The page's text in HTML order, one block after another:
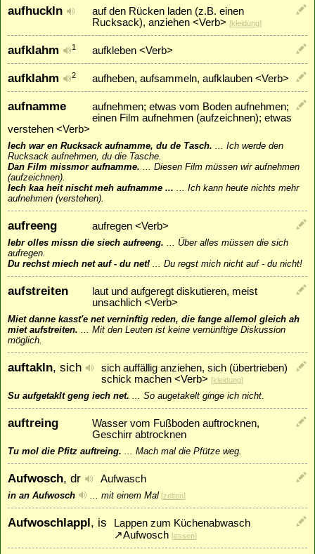
aufhuckln
auf den Rücken laden (z.B. einen
Rucksack), anziehen <Verb> [kleidung]
aufklahm 1 aufkleben <Verb>
aufklahm 2 aufheben, aufsammeln, aufklauben <Verb>
aufnamme
aufnehmen; etwas vom Boden aufnehmen;
einen Film aufnehmen (aufzeichnen); etwas
verstehen <Verb>
Iech war en Rucksack aufnamme, du de Tasch.
Ich werde den
Rucksack aufnehmen, du die Tasche.
Dan Film missmor aufnamme.
Diesen Film müssen wir aufnehmen
(aufzeichnen).
Iech kaa heit nischt meh aufnamme ...
Ich kann heute nichts mehr
aufnehmen (verstehen).
aufreeng aufregen <Verb>
Iebr olles missn die siech aufreeng.
Über alles müssen die sich
aufregen.
Du rechst miech net auf - du net!
Du regst mich nicht auf - du nicht!
aufstreiten
laut und aufgeregt diskutieren, meist
unsachlich <Verb>
Miet danne kasst'e net verninftig reden, die fange allemol gleich ah
miet aufstreiten.
Mit den Leuten ist keine vernünftige Diskussion
möglich.
auftakln, sich
sich auffällig anziehen, sich (übertrieben)
schick machen <Verb> [kleidung]
Su aufgetaklt geng iech net. So augetakelt ginge ich nicht.
auftreing
Wasser vom Fußboden auftrocknen,
Geschirr abtrocknen
Tu mol die Pfitz auftreing. Mach mal die Pfütze weg.
Aufwosch, dr Aufwasch
in an Aufwosch mit einem Mal [zeiten]
Aufwoschlappl, is
Lappen zum Küchenabwasch
↗Aufwosch [essen]